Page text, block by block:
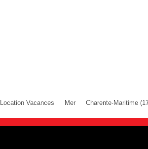
Location Vacances Mer Charente-Maritime